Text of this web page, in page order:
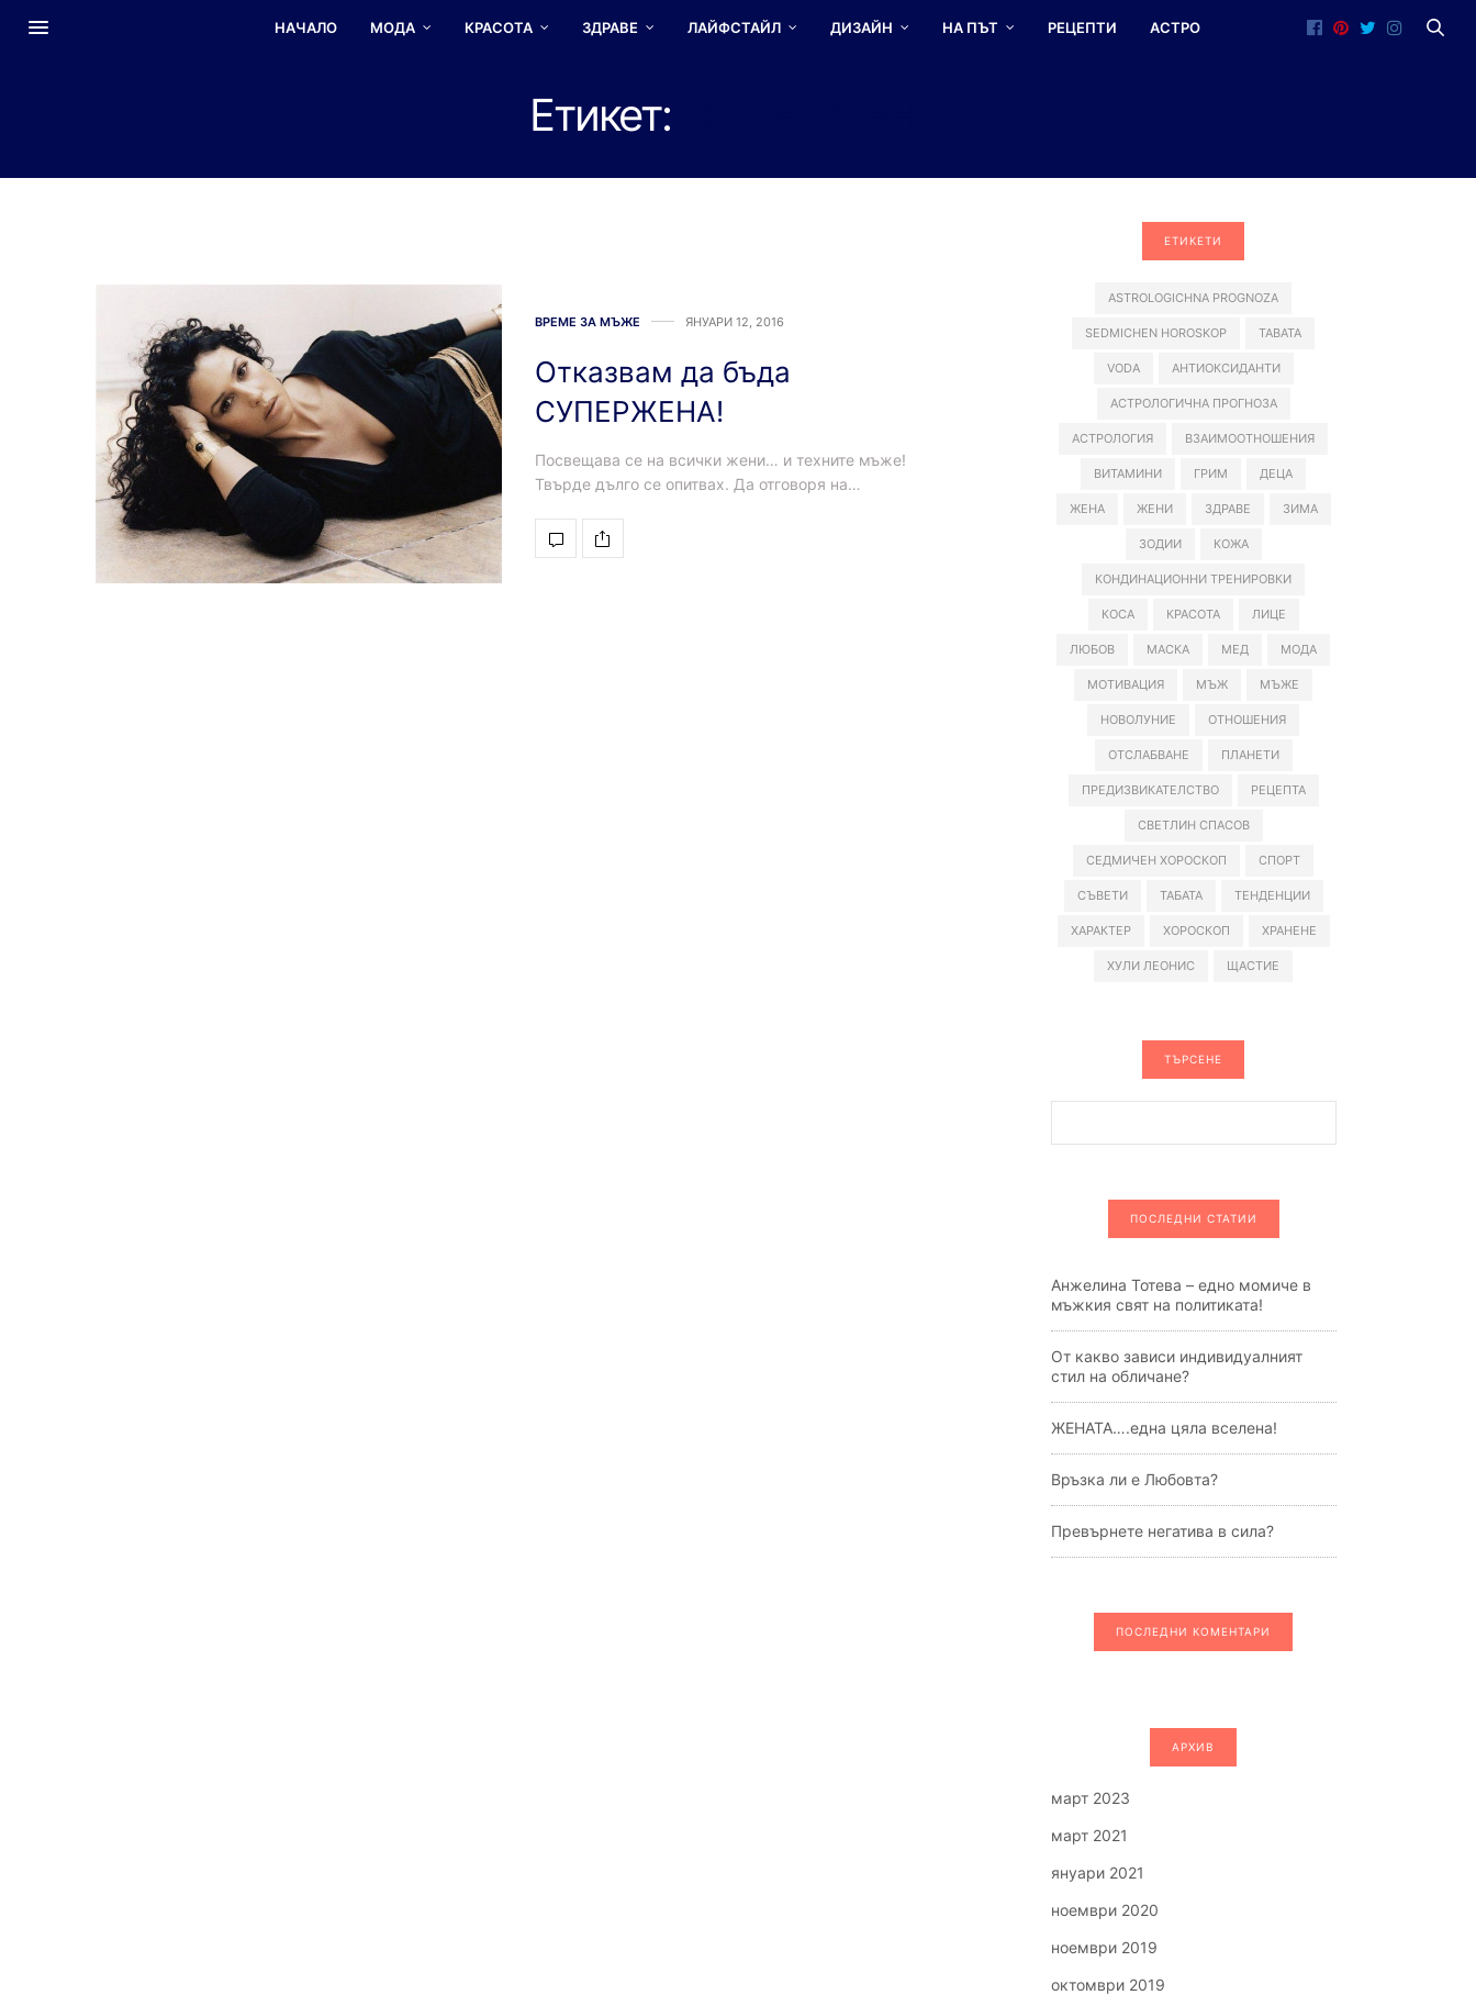
НАЧАЛО МОДА КРАСОТА ЗДРАВЕ ЛАЙФСТАЙЛ ДИЗАЙН НА ПЪТ РЕЦЕПТИ АСТРО
Етикет:
ВРЕМЕ ЗА МЪЖЕ ЯНУАРИ 12, 2016
Отказвам да бъда
СУПЕРЖЕНА!
Посвещава се на всички жени… и техните мъже!
Твърде дълго се опитвах. Да отговоря на…
ЕТИКЕТИ
ASTROLOGICHNA PROGNOZA
SEDMICHEN HOROSKOP TABATA
VODA АНТИОКСИДАНТИ
АСТРОЛОГИЧНА ПРОГНОЗА
АСТРОЛОГИЯ ВЗАИМООТНОШЕНИЯ
ВИТАМИНИ ГРИМ ДЕЦА
ЖЕНА ЖЕНИ ЗДРАВЕ ЗИМА
ЗОДИИ КОЖА
КОНДИНАЦИОННИ ТРЕНИРОВКИ
КОСА КРАСОТА ЛИЦЕ
ЛЮБОВ МАСКА МЕД МОДА
МОТИВАЦИЯ МЪЖ МЪЖЕ
НОВОЛУНИЕ ОТНОШЕНИЯ
ОТСЛАБВАНЕ ПЛАНЕТИ
ПРЕДИЗВИКАТЕЛСТВО РЕЦЕПТА
СВЕТЛИН СПАСОВ
СЕДМИЧЕН ХОРОСКОП СПОРТ
СЪВЕТИ ТАБАТА ТЕНДЕНЦИИ
ХАРАКТЕР ХОРОСКОП ХРАНЕНЕ
ХУЛИ ЛЕОНИС ЩАСТИЕ
ТЪРСЕНЕ
ПОСЛЕДНИ СТАТИИ
Анжелина Тотева – едно момиче в
мъжкия свят на политиката!
От какво зависи индивидуалният
стил на обличане?
ЖЕНАТА….една цяла вселена!
Връзка ли е Любовта?
Превърнете негатива в сила?
ПОСЛЕДНИ КОМЕНТАРИ
АРХИВ
март 2023
март 2021
януари 2021
ноември 2020
ноември 2019
октомври 2019